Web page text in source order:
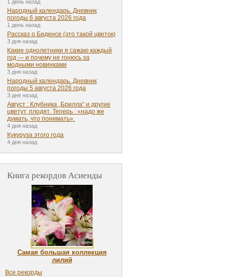
1 день назад
Народный календарь. Дневник
погоды 6 августа 2026 года
1 день назад
Рассказ о Биденсе (это такой цветок)
3 дня назад
Какие однолетники я сажаю каждый
год — и почему не гонюсь за
модными новинками
3 дня назад
Народный календарь. Дневник
погоды 5 августа 2026 года
3 дня назад
Август : Клубника „Брилла“ и другие
цветут, плодят. Теперь : «надо же
думать, что понимать».
4 дня назад
Кукуруза этого года
4 дня назад
Книга рекордов Асиенды
Самая большая коллекция
лилий
Все рекорды